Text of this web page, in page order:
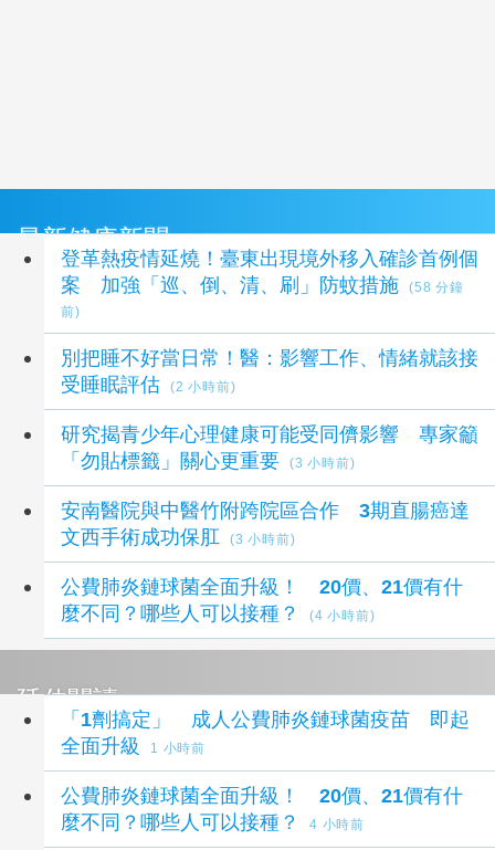
最新健康新聞
登革熱疫情延燒！臺東出現境外移入確診首例個
案 加強「巡、倒、清、刷」防蚊措施
(58 分鐘
前)
別把睡不好當日常！醫：影響工作、情緒就該接
受睡眠評估
(2 小時前)
研究揭青少年心理健康可能受同儕影響 專家籲
「勿貼標籤」關心更重要
(3 小時前)
安南醫院與中醫竹附跨院區合作 3期直腸癌達
文西手術成功保肛
(3 小時前)
公費肺炎鏈球菌全面升級！ 20價、21價有什
麼不同？哪些人可以接種？
(4 小時前)
延伸閱讀
「1劑搞定」 成人公費肺炎鏈球菌疫苗 即起
全面升級
1 小時前
公費肺炎鏈球菌全面升級！ 20價、21價有什
麼不同？哪些人可以接種？
4 小時前